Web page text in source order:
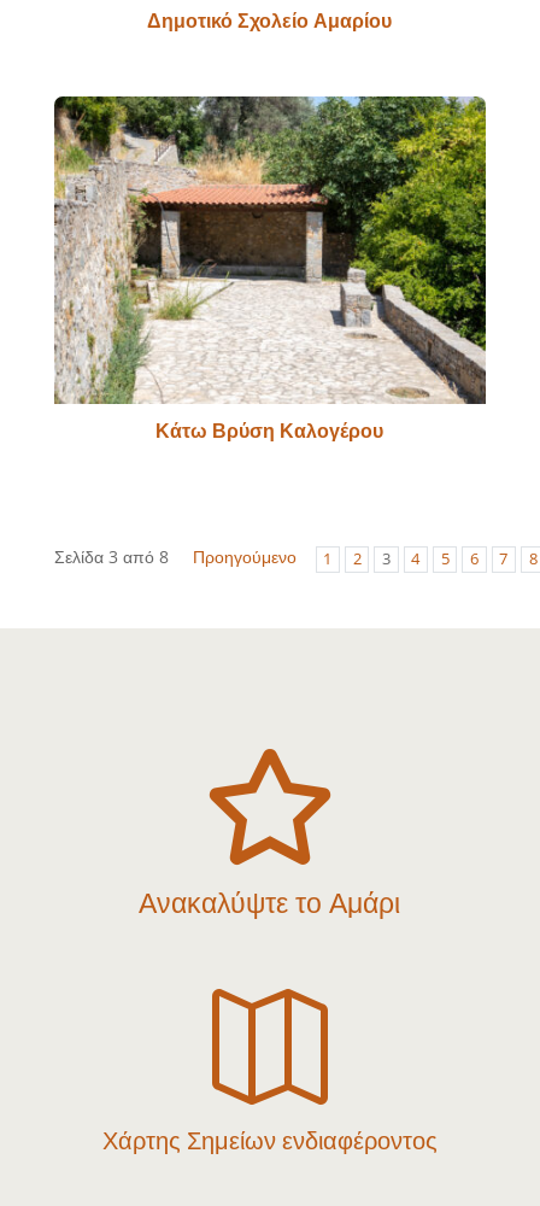
Δημοτικό Σχολείο Αμαρίου
Κάτω Βρύση Καλογέρου
Σελίδα 3 από 8 Προηγούμενο 1 2 3 4 5 6 7 8

Ανακαλύψτε το Αμάρι

Χάρτης Σημείων ενδιαφέροντος